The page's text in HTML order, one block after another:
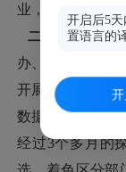
业，其中立案1起
二是部门联动提
办、长威公司，
开展“企业存续
数据后与统计名
经过3个多月的
开启后5
置语言的